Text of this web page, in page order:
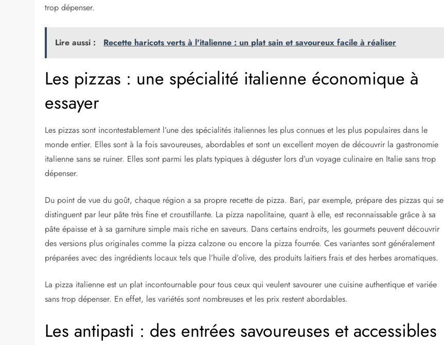
trop dépenser.
Lire aussi : Recette haricots verts à l'italienne : un plat sain et savoureux facile à réaliser
Les pizzas : une spécialité italienne économique à
essayer
Les pizzas sont incontestablement l’une des spécialités italiennes les plus connues et les plus populaires dans le
monde entier. Elles sont à la fois savoureuses, abordables et sont un excellent moyen de découvrir la gastronomie
italienne sans se ruiner. Elles sont parmi les plats typiques à déguster lors d’un voyage culinaire en Italie sans trop
dépenser.
Du point de vue du goût, chaque région a sa propre recette de pizza. Bari, par exemple, prépare des pizzas qui se
distinguent par leur pâte très fine et croustillante. La pizza napolitaine, quant à elle, est reconnaissable grâce à sa
pâte épaisse et à sa garniture simple mais riche en saveurs. Dans certains endroits, les gourmets peuvent découvrir
des versions plus originales comme la pizza calzone ou encore la pizza fourrée. Ces variantes sont généralement
préparées avec des ingrédients locaux tels que l’huile d’olive, des produits laitiers frais et des herbes aromatiques.
La pizza italienne est un plat incontournable pour tous ceux qui veulent savourer une cuisine authentique et variée
sans trop dépenser. En effet, les variétés sont nombreuses et les prix restent abordables.
Les antipasti : des entrées savoureuses et accessibles